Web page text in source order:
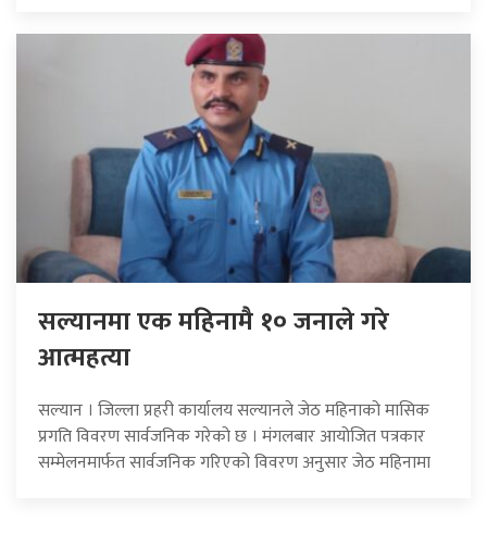
सल्यानमा एक महिनामै १० जनाले गरे
आत्महत्या
सल्यान । जिल्ला प्रहरी कार्यालय सल्यानले जेठ महिनाको मासिक
प्रगति विवरण सार्वजनिक गरेको छ । मंगलबार आयोजित पत्रकार
सम्मेलनमार्फत सार्वजनिक गरिएको विवरण अनुसार जेठ महिनामा